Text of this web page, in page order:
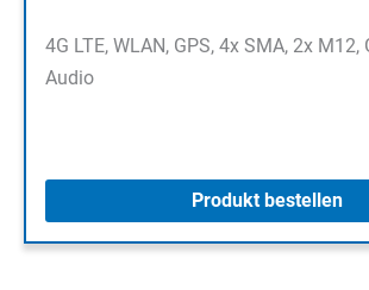
4G LTE, WLAN, GPS, 4x SMA, 2x
Audio
Produkt bestellen